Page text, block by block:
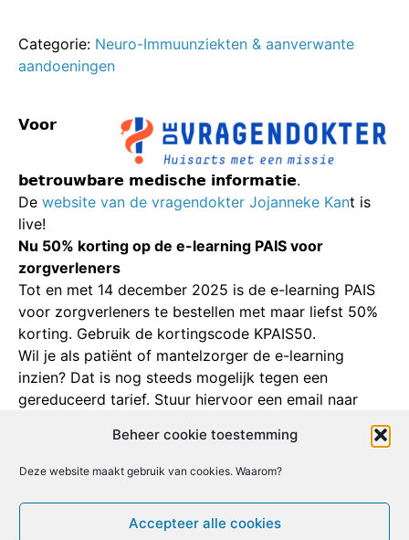
Beheer cookie toestemming
Deze website maakt gebruik van cookies. Waarom?
Accepteer alle cookies
Categorie: Neuro-Immuunziekten & aanverwante
aandoeningen
𝗩𝗼𝗼𝗿
𝗯𝗲𝘁𝗿𝗼𝘂𝘄𝗯𝗮𝗿𝗲 𝗺𝗲𝗱𝗶𝘀𝗰𝗵𝗲 𝗶𝗻𝗳𝗼𝗿𝗺𝗮𝘁𝗶𝗲.
De website van de vragendokter Jojanneke Kant is
live!
Nu 50% korting op de e-learning PAIS voor
zorgverleners
Tot en met 14 december 2025 is de e-learning PAIS
voor zorgverleners te bestellen met maar liefst 50%
korting. Gebruik de kortingscode KPAIS50.
Wil je als patiënt of mantelzorger de e-learning
inzien? Dat is nog steeds mogelijk tegen een
gereduceerd tarief. Stuur hiervoor een email naar
Facebook
X EmailPrintLinkedIn